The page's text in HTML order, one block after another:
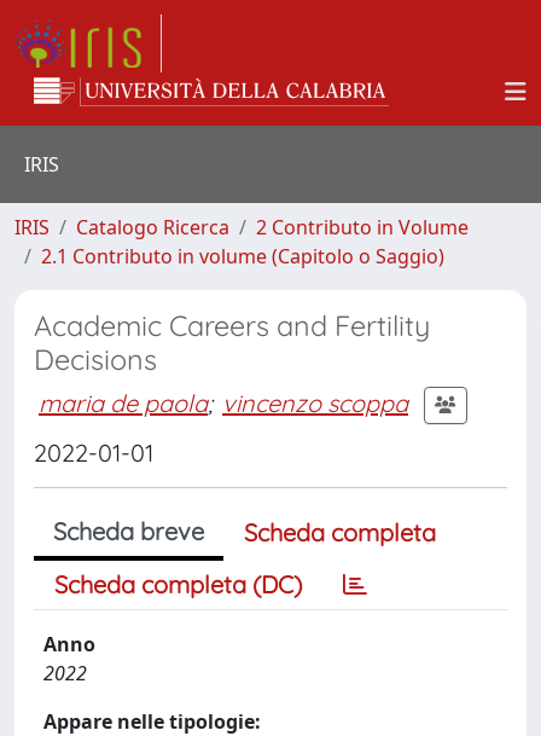
IRIS
IRIS Catalogo Ricerca
2 Contributo in Volume
2.1 Contributo in volume (Capitolo o Saggio)
Academic Careers and Fertility
Decisions
maria de paola; vincenzo scoppa
2022-01-01
Scheda breve
Scheda completa
Scheda completa (DC)
Anno
2022
Appare nelle tipologie: